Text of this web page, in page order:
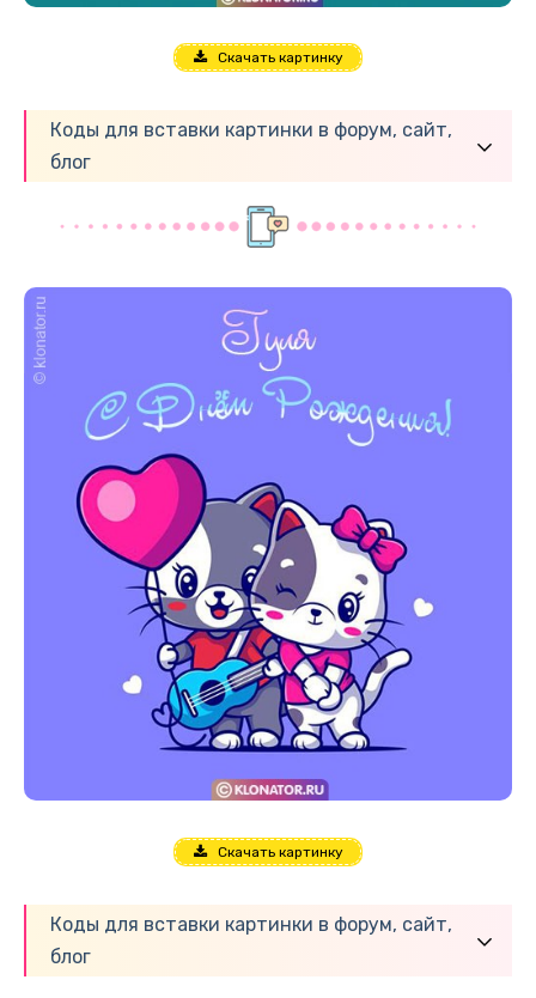
Скачать картинку
Коды для вставки картинки в форум, сайт,
блог
Скачать картинку
Коды для вставки картинки в форум, сайт,
блог